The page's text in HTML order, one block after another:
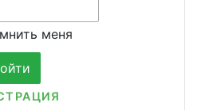
меня